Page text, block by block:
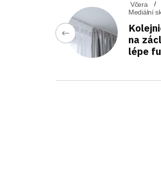
Včera
Mediální
na
lépe